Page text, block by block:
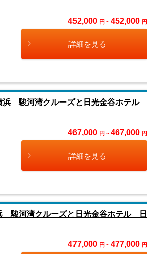
452,000 円 ~ 452,000 円
詳細を見る
浜 駿河湾クルーズと日光金谷ホテル
467,000 円 ~ 467,000 円
詳細を見る
駿河湾クルーズと日光金谷ホテル 日
477,000 円 ~ 477,000 円